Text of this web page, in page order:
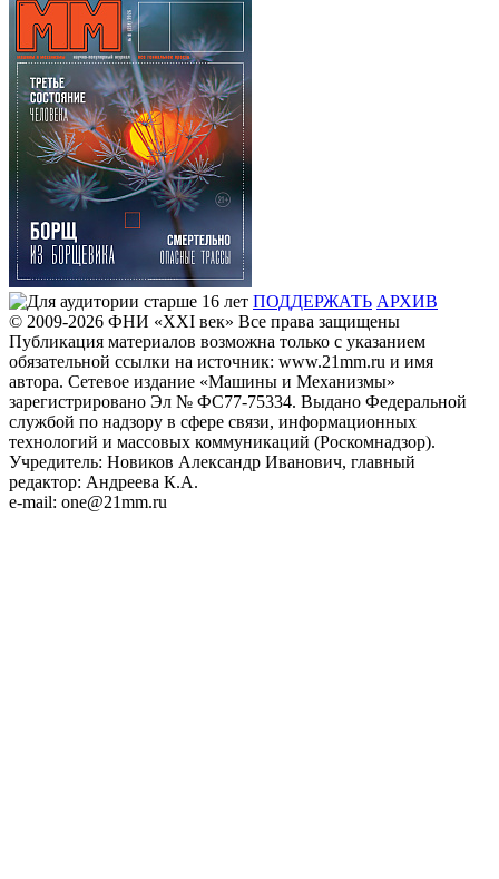
ПОДДЕРЖАТЬ АРХИВ
© 2009-2026 ФHИ «XXI век» Все права защищены
Публикация материалов возможна только с указанием
обязательной ссылки на источник: www.21mm.ru и имя
автора. Сетевое издание «Машины и Механизмы»
зарегистрировано Эл № ФС77-75334. Выдано Федеральной
службой по надзору в сфере связи, информационных
технологий и массовых коммуникаций (Роскомнадзор).
Учредитель: Новиков Александр Иванович, главный
редактор: Андреева К.А.
e-mail: one@21mm.ru